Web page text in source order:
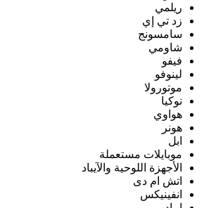
ريلمي
زد تي إي
سامسونج
شاومي
فيفو
لينوفو
موتورولا
نوكيا
هواوي
هونر
ابل
موبايلات مستعملة
الأجهزة اللوحية والآيباد
اتش ام دى
انفينيكس